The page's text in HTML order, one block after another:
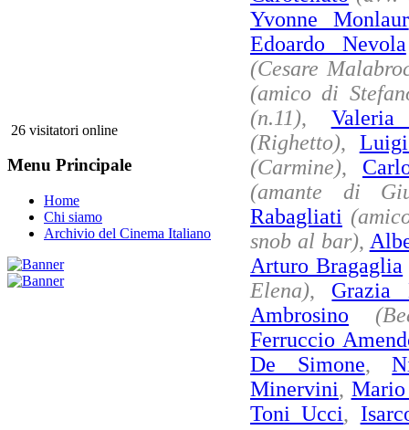
26 visitatori online
Menu Principale
Home
Chi siamo
Archivio del Cinema Italiano
Yvonne Monlaur
Edoardo Nevola
(Cesare
(amico di
(n.11),
(Righetto),
(Carmine),
(amante di
Rabagliati
snob al bar),
Arturo Bragaglia
Elena), Grazia
Ambrosino
Ferruccio
De Simone,
Minervini, Mario
Toni Ucci,